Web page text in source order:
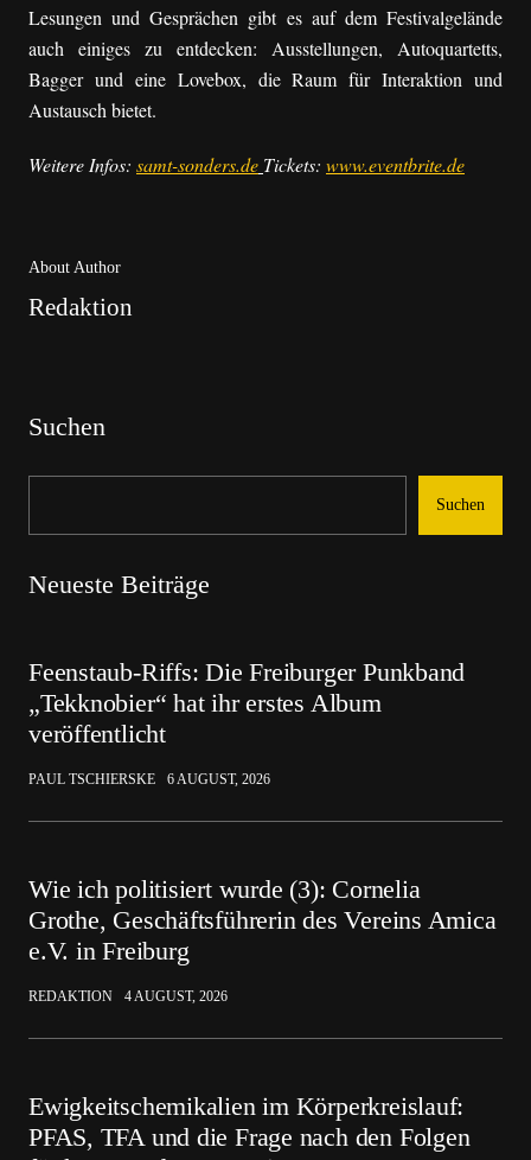
Lesungen und Gesprächen gibt es auf dem Festivalgelände
auch einiges zu entdecken: Ausstellungen, Autoquartetts,
Bagger und eine Lovebox, die Raum für Interaktion und
Austausch bietet.
Weitere Infos: samt-sonders.de Tickets: www.eventbrite.de
About Author
Redaktion
Suchen
Suchen
Neueste Beiträge
Feenstaub-Riffs: Die Freiburger Punkband
„Tekknobier“ hat ihr erstes Album
veröffentlicht
PAUL TSCHIERSKE 6 AUGUST, 2026
Wie ich politisiert wurde (3): Cornelia
Grothe, Geschäftsführerin des Vereins Amica
e.V. in Freiburg
REDAKTION 4 AUGUST, 2026
Ewigkeitschemikalien im Körperkreislauf:
PFAS, TFA und die Frage nach den Folgen